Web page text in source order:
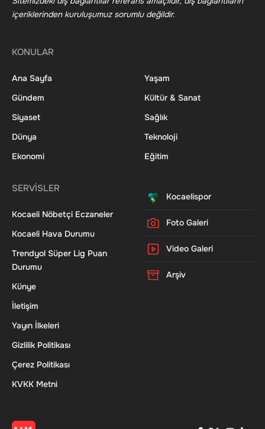
içeriklerinden kuruluşumuz sorumlu değildir.
KONULAR
Ana Sayfa
Gündem
Siyaset
Dünya
Ekonomi
Yaşam
Kültür & Sanat
Sağlık
Teknoloji
Eğitim
SERVİSLER
Kocaeli Nöbetçi Eczaneler
Kocaeli Hava Durumu
Trendyol Süper Lig Puan
Durumu
Künye
İletişim
Yayın İlkeleri
Gizlilik Politikası
Çerez Politikası
KVKK Metni
Kocaelispor
Foto Galeri
Video Galeri
Arşiv